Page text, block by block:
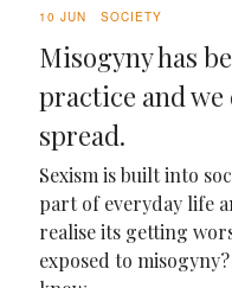
10 JUN SOCIETY
Misogyny has
practice and
spread.
Sexism is built into
part of everyday life
realise its getting
exposed to